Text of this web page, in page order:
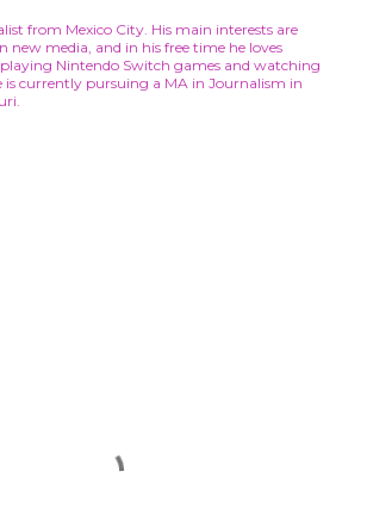
from Mexico City. His main interests are
new media, and in his free time he loves
Nintendo Switch games and watching
is currently pursuing a MA in Journalism in